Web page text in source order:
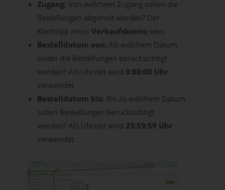
Zugang: Von welchem Zugang sollen die
Bestellungen abgeholt werden? Der
Kontotyp muss Verkaufskonto sein.
Bestelldatum von: Ab welchem Datum
sollen die Bestellungen berücksichtigt
werden? Als Uhrzeit wird 0:00:00 Uhr
verwendet.
Bestelldatum bis: Bis zu welchem Datum
sollen Bestellungen berücksichtigt
werden? Als Uhrzeit wird 23:59:59 Uhr
verwendet.